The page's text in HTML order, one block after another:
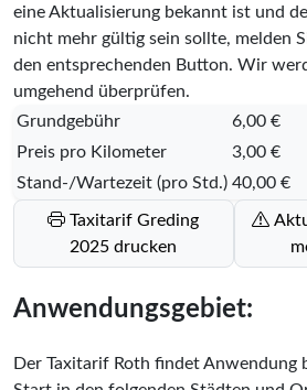
eine Aktualisierung bekannt ist und
nicht mehr gültig sein sollte, melden
den entsprechenden Button. Wir
umgehend überprüfen.
Grundgebühr
6,00 €
Preis pro Kilometer
3,00 €
Stand-/Wartezeit (pro Std.) 40,00 €
Taxitarif Greding
2025 drucken
Aktualisierung
Anwendungsgebiet:
Der Taxitarif Roth findet Anwendung